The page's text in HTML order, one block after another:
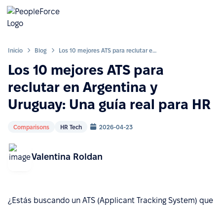
Inicio Blog Los 10 mejores ATS para reclutar en Argentina y Uruguay: Una guía real para HR
Los 10 mejores ATS para
reclutar en Argentina y
Uruguay: Una guía real para HR
Comparisons HR Tech 2026-04-23
Valentina Roldan
¿Estás buscando un ATS (Applicant Tracking System) que